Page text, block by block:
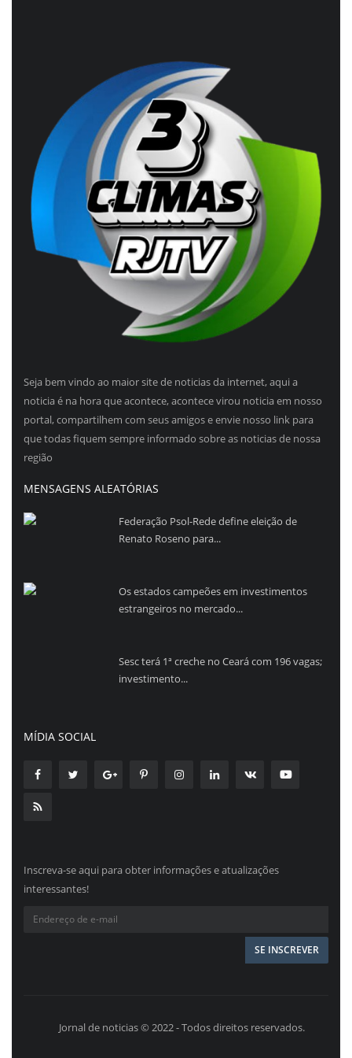
Seja bem vindo ao maior site de noticias da internet, aqui a
noticia é na hora que acontece, acontece virou noticia em nosso
portal, compartilhem com seus amigos e envie nosso link para
que todas fiquem sempre informado sobre as noticias de nossa
região
MENSAGENS ALEATÓRIAS
Federação Psol-Rede define eleição de
Renato Roseno para...
Os estados campeões em investimentos
estrangeiros no mercado...
Sesc terá 1ª creche no Ceará com 196 vagas;
investimento...
MÍDIA SOCIAL
Inscreva-se aqui para obter informações e atualizações
interessantes!
Jornal de noticias © 2022 - Todos direitos reservados.